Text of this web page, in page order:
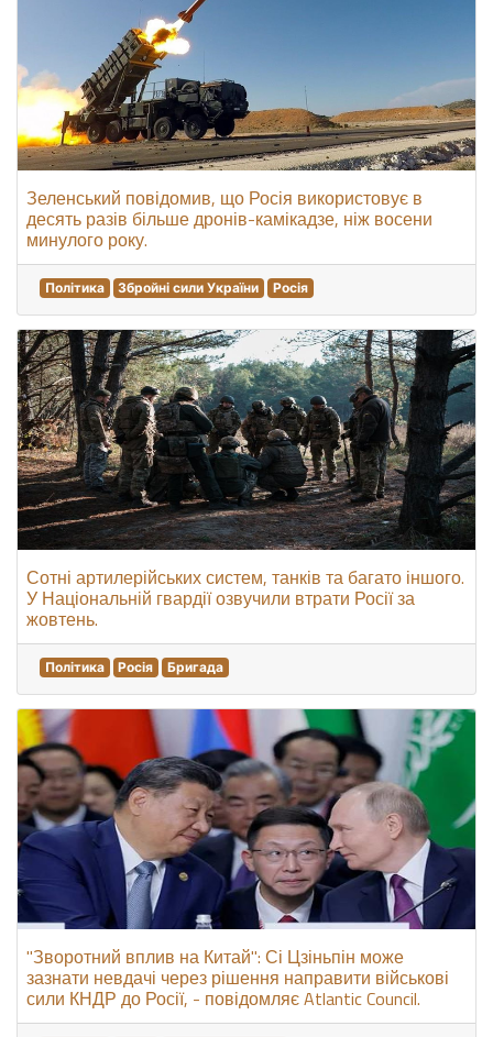
Зеленський повідомив, що Росія використовує в
десять разів більше дронів-камікадзе, ніж восени
минулого року.
Політика Збройні сили України Росія
Сотні артилерійських систем, танків та багато іншого.
У Національній гвардії озвучили втрати Росії за
жовтень.
Політика Росія Бригада
"Зворотний вплив на Китай": Сі Цзіньпін може
зазнати невдачі через рішення направити військові
сили КНДР до Росії, - повідомляє Atlantic Council.